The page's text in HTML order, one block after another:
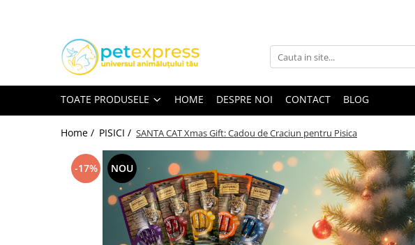
Toate Produsele
Hamuri
TOATE PRODUSELE HOME DESPRE NOI CONTACT BLOG
Home / PISICI / SANTA CAT Xmas Gift: Cadou de Craciun pentru Pisica
-17% NOU